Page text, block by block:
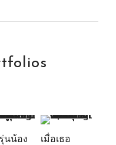
นน้อง
เมื่อเธอ